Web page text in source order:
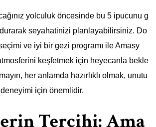
yolculuk öncesinde bu 5 ipucunu g
seyahatinizi planlayabilirsiniz. Do
ve iyi bir gezi programı ile Amasy
keşfetmek için heyecanla bekle
her anlamda hazırlıklı olmak, unutu
için önemlidir.
Tercihi: Ama